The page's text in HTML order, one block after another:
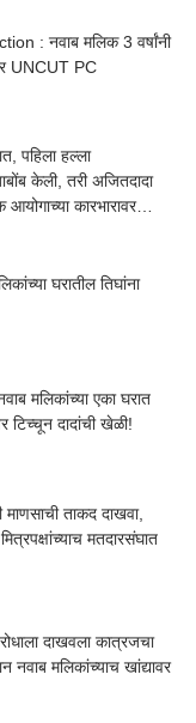
: नवाब मलिक 3 वर्षांनी
UNCUT PC
पहिला हल्ला
केली, तरी अजितदादा
कारभारावर
घरातील तिघांना
मलिकांच्या एका घरात
टिच्चून दादांची खेळी!
ताकद दाखवा,
मतदारसंघात
दाखवला कात्रजचा
नवाब मलिकांच्याच खांद्यावर